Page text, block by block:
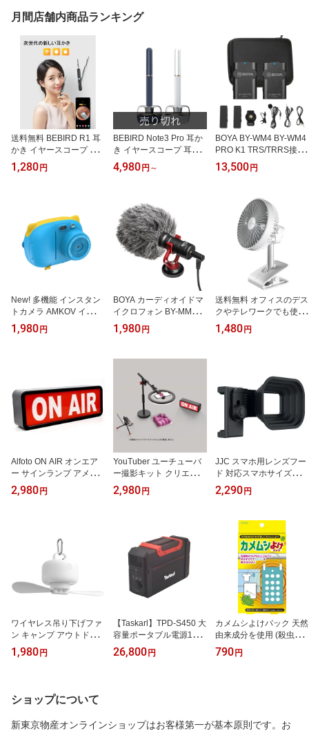
月間店舗内商品ランキング
送料無料 BEBIRD R1 耳
かき イヤースコープ 耳
掃除 カメラ付き LED ワ
イヤレス スマホを見なが
1,280円
BEBIRD Note3 Pro 耳か
き イヤースコープ 耳掃
除 カメラ付き耳かき ピ
ンセットとイヤースプー
（お色はブルーまたはホ
ワイトからご選択くださ
い）
4,980円 ～
BOYA BY-WM4 BY-WM4
PRO K1 TRS/TRRS接続
カメラ/スマホ用ワイヤレ
スマイク(1個送信機+1個
13,500円
New! 多機能 インスタン
トカメラ AMKOV インス
タント ペイント カメラ
キッズカメラ ブルー 感
1,980円
BOYA カーディオイドマ
イクロフォン BY-MM1[B
YMM1]
1,980円
送料無料 オフィスのデス
クやテレワークでも使え
るワイヤレスクリップフ
ァン 扇風機 Taskarl TCF-
1,480円
Alfoto ON AIR オンエア
ー サインランプ アメリ
カンラウンジ インテリア
等で
2,980円
YouTuber ユーチューバ
ー撮影キット クリエイタ
ー向け動画撮影 Alfoto AF
-99 YouTube,生放送,動画
2,980円
JJC スマホ用レンズフー
ド 対応スマホサイズ：5
6-95mm 室内からの夜景
撮影に! LH-SM1
2,290円
ワイヤレス吊り下げファ
ン キャンプ アウトドア
に！シーリングファン 天
井 扇風機 Taskarl 新東京
1,980円
【Taskarl】TPD-S450 大
容量ポータブル電源1200
00mAh/444Wh PSE認証
済 AC電源 DC電源 USB
26,800円
カメムシよけパック 天然
由来成分を使用 (殺虫剤
成分は使ってません) TK
TP-002
790円
ショップについて
新東京物産オンラインショップはお客様第一が基本原則です。お